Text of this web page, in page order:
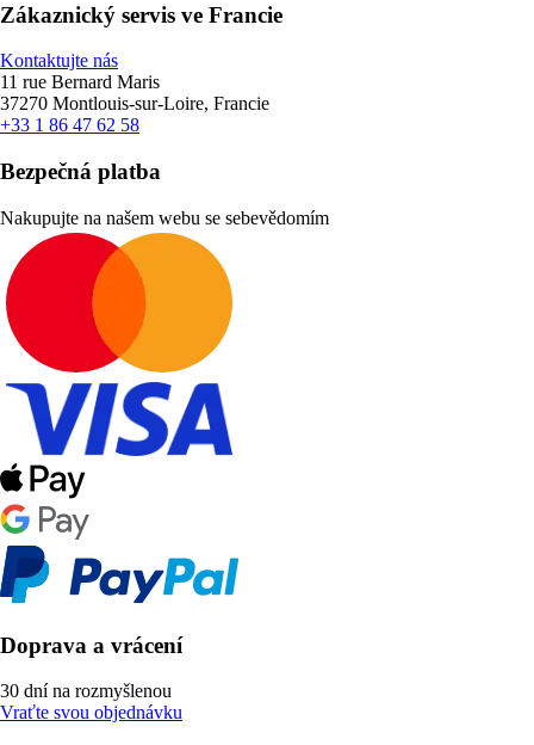
Zákaznický servis ve Francie
Kontaktujte nás
11 rue Bernard Maris
37270 Montlouis-sur-Loire, Francie
+33 1 86 47 62 58
Bezpečná platba
Nakupujte na našem webu se sebevědomím
Doprava a vrácení
30 dní na rozmyšlenou
Vraťte svou objednávku